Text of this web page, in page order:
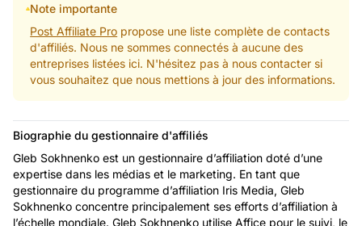
Note importante
Post Affiliate Pro propose une liste complète de contacts
d'affiliés. Nous ne sommes connectés à aucune des
entreprises listées ici. N'hésitez pas à nous contacter si
vous souhaitez que nous mettions à jour des informations.
Biographie du gestionnaire d'affiliés
Gleb Sokhnenko est un gestionnaire d’affiliation doté d’une
expertise dans les médias et le marketing. En tant que
gestionnaire du programme d’affiliation Iris Media, Gleb
Sokhnenko concentre principalement ses efforts d’affiliation à
l’échelle mondiale. Gleb Sokhnenko utilise Affice pour le suivi, le